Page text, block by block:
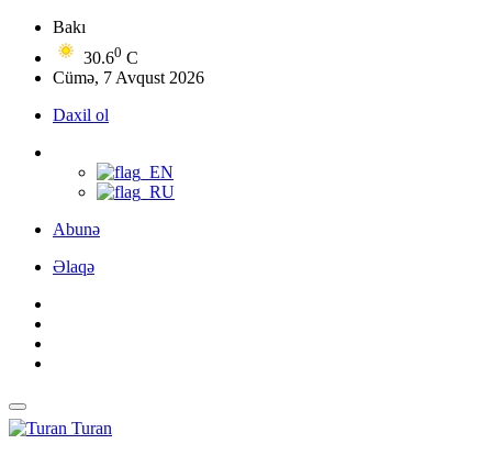
Bakı
30.60 C
Cümə, 7 Avqust 2026
Daxil ol
Abunə
Əlaqə
Turan